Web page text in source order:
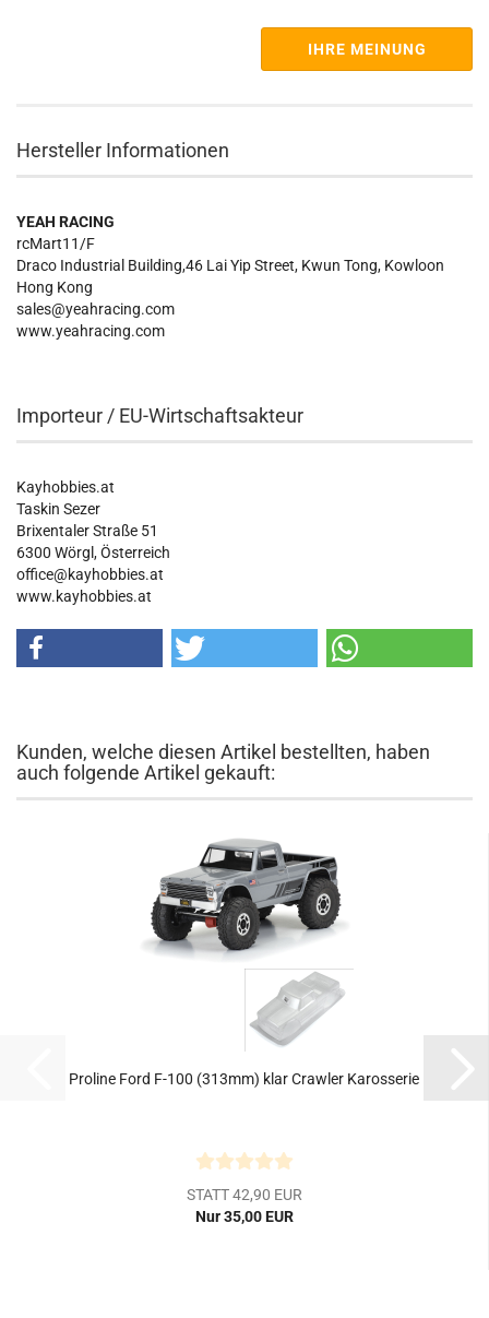
IHRE MEINUNG
Hersteller Informationen
YEAH RACING
rcMart11/F
Draco Industrial Building,46 Lai Yip Street, Kwun Tong, Kowloon
Hong Kong
sales@yeahracing.com
www.yeahracing.com
Importeur / EU-Wirtschaftsakteur
Kayhobbies.at
Taskin Sezer
Brixentaler Straße 51
6300 Wörgl, Österreich
office@kayhobbies.at
www.kayhobbies.at
Kunden, welche diesen Artikel bestellten, haben
auch folgende Artikel gekauft:
Proline Ford F-100 (313mm) klar Crawler Karosserie
STATT 42,90 EUR
Nur 35,00 EUR